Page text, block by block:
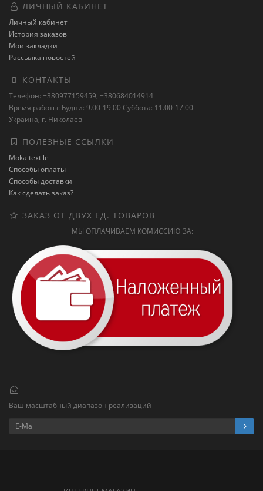
ЛИЧНЫЙ КАБИНЕТ
Личный кабинет
История заказов
Мои закладки
Рассылка новостей
КОНТАКТЫ
Телефон: +380977159459, +380684014914
Время работы: Будни: 9.00-19.00 Суббота: 11.00-17.00
Украина, г. Николаев
ПОЛЕЗНЫЕ ССЫЛКИ
Moka textile
Способы оплаты
Способы доставки
Как сделать заказ?
ЗАКАЗ ОТ ДВУХ ЕД. ТОВАРОВ
МЫ ОПЛАЧИВАЕМ КОМИССИЮ ЗА:
Ваш масштабный диапазон реализаций